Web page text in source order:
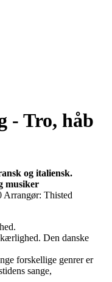
- Tro, håb
og italiensk.
musiker
Arrangør: Thisted
Den danske
forskellige genrer er
sange,